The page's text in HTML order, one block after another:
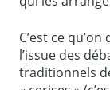
C’est ce
l’issue des
traditionnels